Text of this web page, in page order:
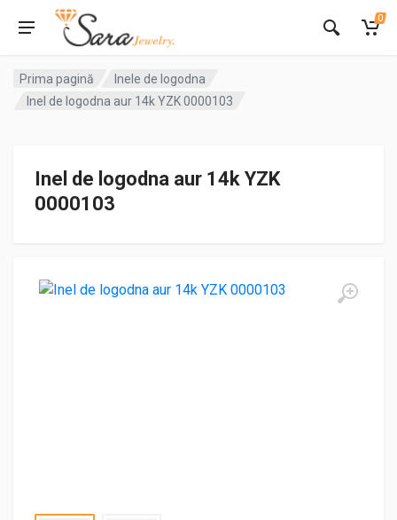
0
Prima pagină
Inele de logodna
Inel de logodna aur 14k YZK 0000103
Inel de logodna aur 14k YZK
0000103